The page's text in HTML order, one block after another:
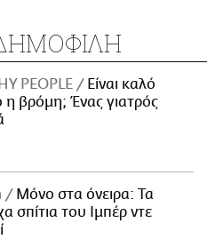
PEOPLE
Είναι καλό
η βρόμη; Ένας γιατρός
Μόνο στα όνειρα: Τα
σπίτια του Ιμπέρ ντε